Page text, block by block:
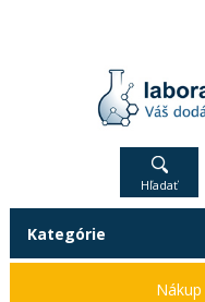
Hľadať
Kategórie